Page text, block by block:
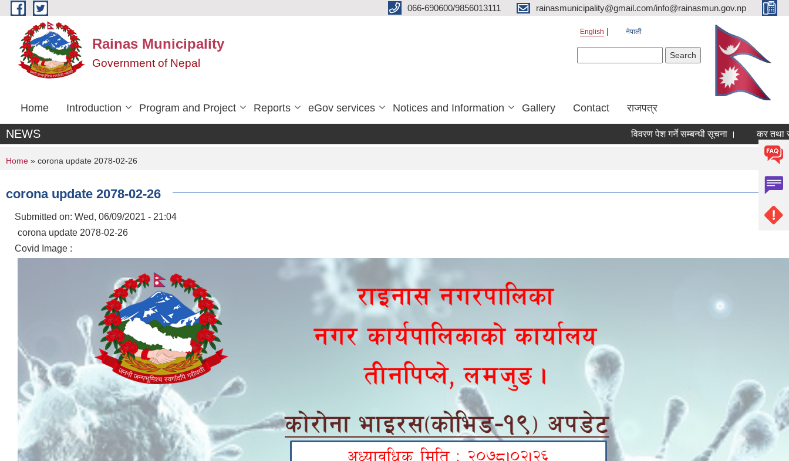
Skip to main content 066-690600/9856013111 rainasmunicipality@gmail.com/info@rainasmun.gov.np
Rainas Municipality
Government of Nepal
English नेपाली
Home Introduction Program and Project Reports eGov services Notices and Information Gallery Contact राजपत्र
NEWS विवरण पेश गर्ने सम्बन्धी सूचना । कर तथा
You are here
Home » corona update 2078-02-26
corona update 2078-02-26
Submitted on: Wed, 06/09/2021 - 21:04
corona update 2078-02-26
Covid Image :